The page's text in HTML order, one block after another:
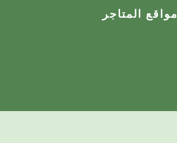
مواقع المتاجر